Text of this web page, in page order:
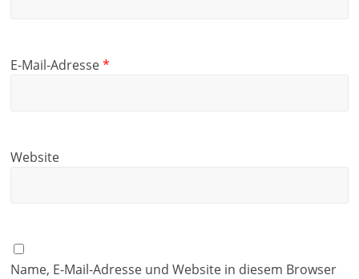
E-Mail-Adresse*
Website
Name, E-Mail-Adresse und Website in diesem Browser